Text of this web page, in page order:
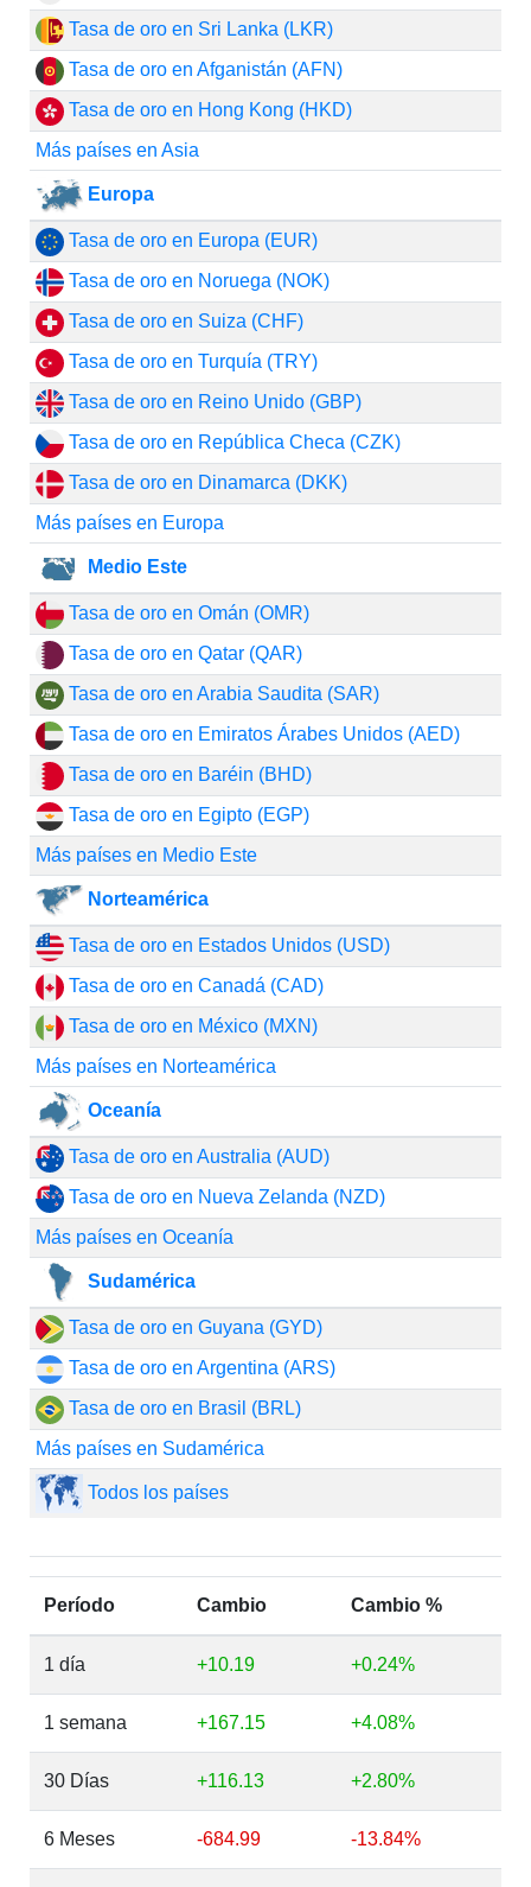
Tasa de oro en Sri Lanka (LKR)
Tasa de oro en Afganistán (AFN)
Tasa de oro en Hong Kong (HKD)
Más países en Asia
Europa
Tasa de oro en Europa (EUR)
Tasa de oro en Noruega (NOK)
Tasa de oro en Suiza (CHF)
Tasa de oro en Turquía (TRY)
Tasa de oro en Reino Unido (GBP)
Tasa de oro en República Checa (CZK)
Tasa de oro en Dinamarca (DKK)
Más países en Europa
Medio Este
Tasa de oro en Omán (OMR)
Tasa de oro en Qatar (QAR)
Tasa de oro en Arabia Saudita (SAR)
Tasa de oro en Emiratos Árabes Unidos (AED)
Tasa de oro en Baréin (BHD)
Tasa de oro en Egipto (EGP)
Más países en Medio Este
Norteamérica
Tasa de oro en Estados Unidos (USD)
Tasa de oro en Canadá (CAD)
Tasa de oro en México (MXN)
Más países en Norteamérica
Oceanía
Tasa de oro en Australia (AUD)
Tasa de oro en Nueva Zelanda (NZD)
Más países en Oceanía
Sudamérica
Tasa de oro en Guyana (GYD)
Tasa de oro en Argentina (ARS)
Tasa de oro en Brasil (BRL)
Más países en Sudamérica
Todos los países
Período Cambio Cambio %
1 día +10.19 +0.24%
1 semana +167.15 +4.08%
30 Días +116.13 +2.80%
6 Meses -684.99 -13.84%